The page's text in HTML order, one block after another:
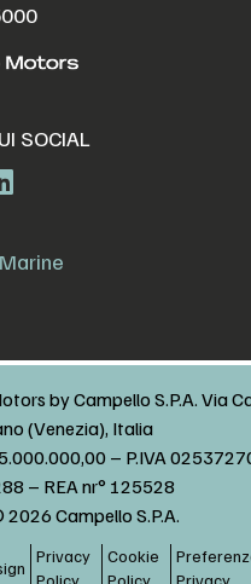
SOCIAL
by Campello S.P.A. Via
(Venezia), Italia
– P.IVA
– REA nr° 125528
Campello S.P.A.
Privacy
Cookie